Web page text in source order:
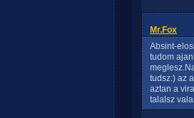
Mr.Fox
Absint-
tudom
tudsz:) az
aztan a
talalsz